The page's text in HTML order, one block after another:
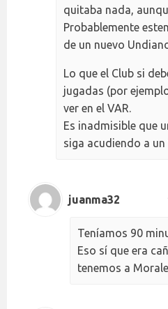
quitaba nada,
Probablemente
de un nuevo
Lo que el Club si
jugadas (por
ver en el VAR.
Es inadmisible que
siga acudiendo a un
juanma32
Teníamos 90
Eso sí que era
tenemos a